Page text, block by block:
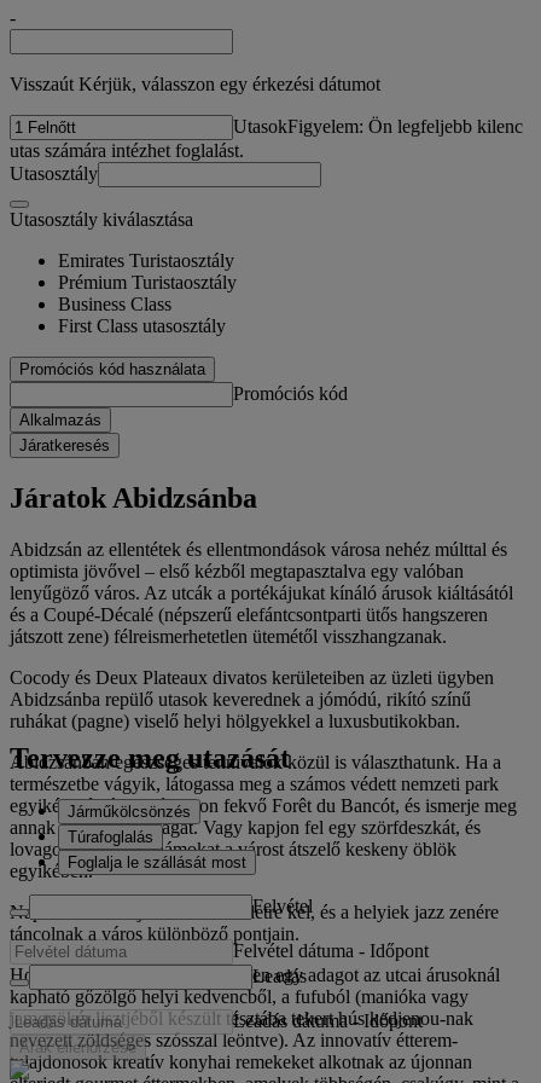
-
Visszaút Kérjük, válasszon egy érkezési dátumot
UtasokFigyelem: Ön legfeljebb kilenc
utas számára intézhet foglalást.
Utasosztály
Utasosztály kiválasztása
Emirates Turistaosztály
Prémium Turistaosztály
Business Class
First Class utasosztály
Promóciós kód használata
Promóciós kód
Alkalmazás
Járatkeresés
Járatok Abidzsánba
Abidzsán az ellentétek és ellentmondások városa nehéz múlttal és
optimista jövővel – első kézből megtapasztalva egy valóban
lenyűgöző város. Az utcák a portékájukat kínáló árusok kiáltásától
és a Coupé-Décalé (népszerű elefántcsontparti ütős hangszeren
játszott zene) félreismerhetetlen ütemétől visszhangzanak.
Cocody és Deux Plateaux divatos kerületeiben az üzleti ügyben
Abidzsánba repülő utasok keverednek a jómódú, rikító színű
ruhákat (pagne) viselő helyi hölgyekkel a luxusbutikokban.
Abidzsánban egészséges tennivalók közül is választhatunk. Ha a
természetbe vágyik, látogassa meg a számos védett nemzeti park
egyikét, például az északon fekvő Forêt du Bancót, és ismerje meg
annak színes állatvilágát. Vagy kapjon fel egy szörfdeszkát, és
lovagolja meg a hullámokat a várost átszelő keskeny öblök
egyikében.
Napelemente idején Abidzsán életre kel, és a helyiek jazz zenére
táncolnak a város különböző pontjain.
Hogy megőrizze energiáját, egyen egy adagot az utcai árusoknál
kapható gőzölgő helyi kedvencből, a fufuból (manióka vagy
jamgyökér lisztjéből készült tésztába tekert hús kedjenou-nak
nevezett zöldséges szósszal leöntve). Az innovatív étterem-
tulajdonosok kreatív konyhai remekeket alkotnak az újonnan
Tervezze meg utazását
Járműkölcsönzés
Túrafoglalás
Foglalja le szállását most
Felvétel
Felvétel dátuma - Időpont
Leadás
Leadás dátuma - Időpont
Árak ellenőrzése